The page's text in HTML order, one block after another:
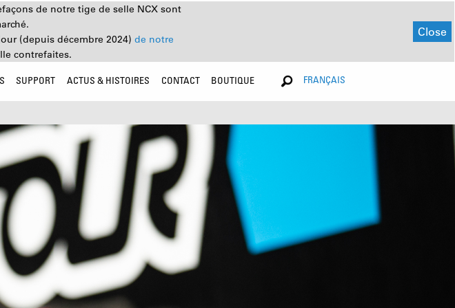
de notre tige de selle NCX sont
(depuis décembre 2024) de notre
contrefaites.
Close
SUPPORT ACTUS & HISTOIRES CONTACT BOUTIQUE FRANÇAIS